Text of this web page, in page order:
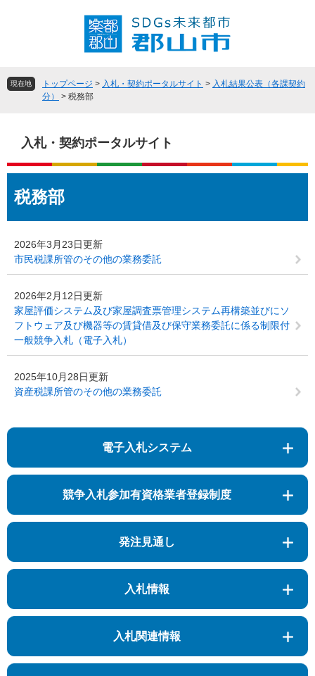
頭
飛
へ
現在地 トップページ > 入札・契約ポータルサイト > 入札結果公表（各課契約
分）
> 税務部
入札・契約ポータルサイト
文税務部
2026年3月23日更新
市民税課所管のその他の業務委託
2026年2月12日更新
家屋評価システム及び家屋調査票管理システム再構築並びにソ
フトウェア及び機器等の賃貸借及び保守業務委託に係る制限付
一般競争入札（電子入札）
2025年10月28日更新
資産税課所管のその他の業務委託
電子入札システム
競争入札参加有資格業者登録制度
発注見通し
入札情報
入札関連情報